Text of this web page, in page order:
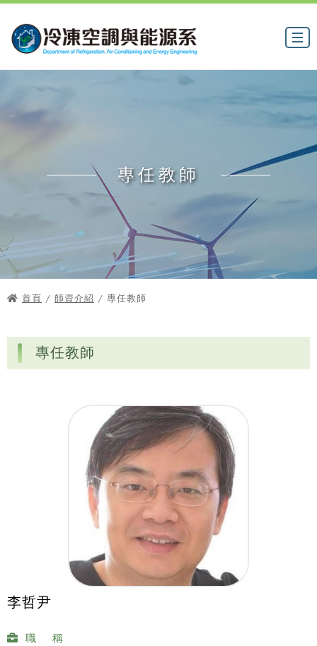
專任教師
首頁 / 師資介紹 / 專任教師
專任教師
李哲尹
職 稱